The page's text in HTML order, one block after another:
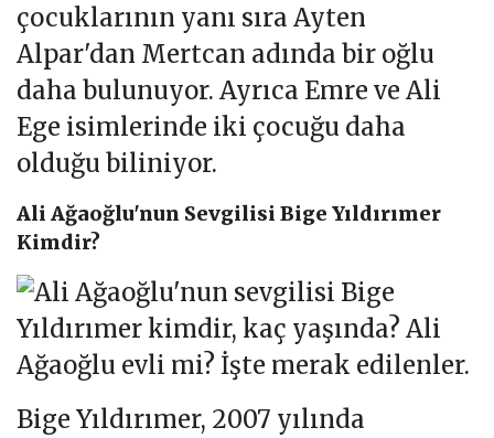
çocuklarının yanı sıra Ayten
Alpar'dan Mertcan adında bir oğlu
daha bulunuyor. Ayrıca Emre ve Ali
Ege isimlerinde iki çocuğu daha
olduğu biliniyor.
Ali Ağaoğlu'nun Sevgilisi Bige Yıldırımer
Kimdir?
Bige Yıldırımer, 2007 yılında